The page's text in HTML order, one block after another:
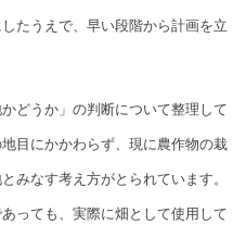
たうえで、早い段階から計画を立
どうか」の判断について整理して
目にかかわらず、現に農作物の栽
みなす考え方がとられています。
っても、実際に畑として使用して